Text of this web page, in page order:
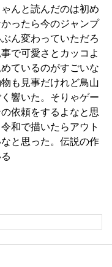
んと読んだのは初め
ったら今のジャンプ
ん変わっていただろ
で可愛さとカッコよ
ているのがすごいな
も見事だけれど鳥山
響いた。そりゃゲー
依頼をするよなと思
和で描いたらアウト
と思った。伝説の作